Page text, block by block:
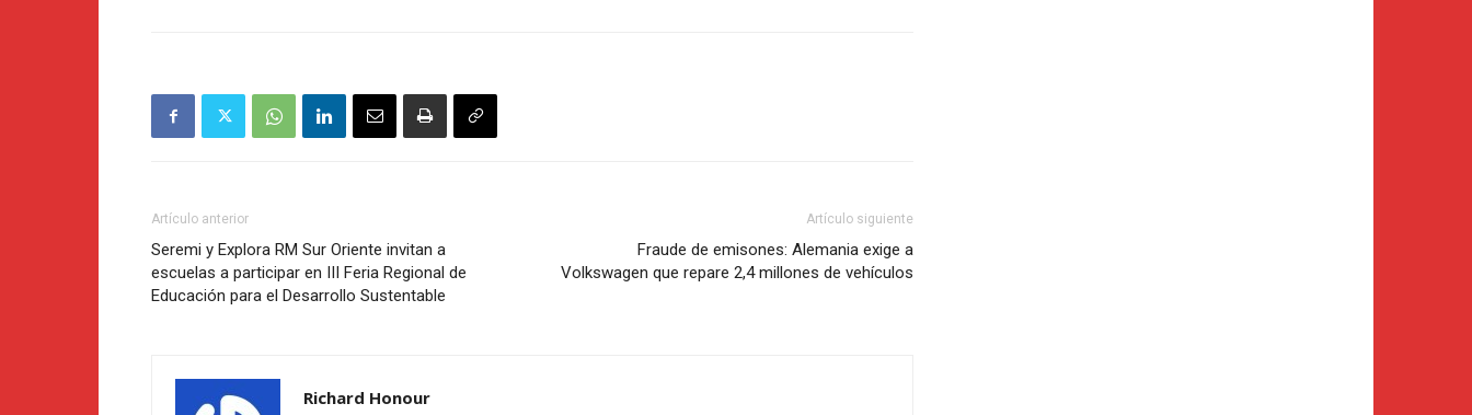
Artículo anterior
Seremi y Explora RM Sur Oriente invitan a
escuelas a participar en III Feria Regional de
Educación para el Desarrollo Sustentable
Artículo siguiente
Fraude de emisones: Alemania exige a
Volkswagen que repare 2,4 millones de vehículos
Richard Honour